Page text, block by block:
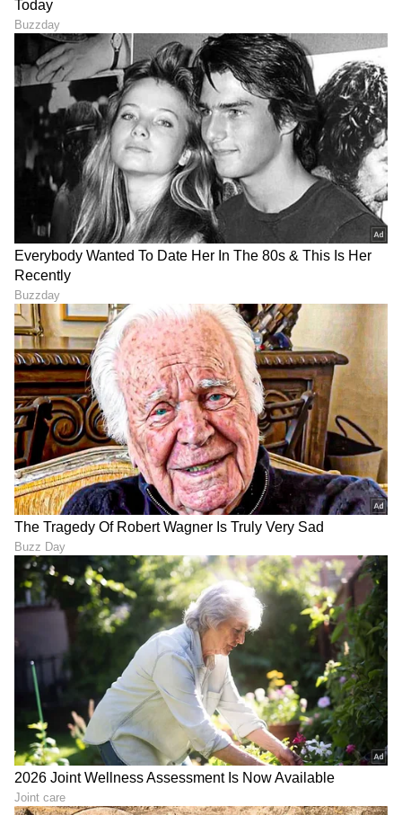
DOWNLOAD APP
RECOMMENDED STORIES
ಲಂಕಾ ಟೆಸ್ಟ್ ಸರಣಿಗೂ ಮುನ್ನ
ಬಿಗ್ ಶಾಕ್! ಇವತ್ತಿನ ಪಂದ್ಯದಿಂದ
ಗಿಲ್ ಹೊರಕ್ಕೆ, KL ಕ್ಯಾಪ್ಟನ್!
ಸತತ ಸೋಲು ಬೆನ್ನಲ್ಲೇ ಟೀಂ
ಇಂಡಿಯಾ ಆಟಗಾರರಿಗೆ ಫಿಟ್ನೆಸ್‌
ಪರೀಕ್ಷೆ ಕಠಿಣಗೊಳಿಸಿದ ಬಿಸಿಸಿಐ
Cricket: ಟೀಮ್ ಇಂಡಿಯಾ
ಸೋಲಿಗೆ ಅಸಲಿ ಕಾರಣ ಬಯಲು;
ಗಂಭೀರ್ ಮತ್ತು ಸೆಲೆಕ್ಟರ್ಸ್‌ಗೆ
ವಾರ್ನ್‌ ಮಾಡಿದ ರೆಹಾನೆ!
ಶ್ರೀಲಂಕಾ ಟೆಸ್ಟ್‌ನಲ್ಲಿ ಕನ್ನಡಿಗ
ರಾಹುಲ್, ಗಿಲ್, ಜೈಸ್ವಾಲ್‌ಗೆ
ಸ್ಪೆಷಲ್ ಟಾಸ್ಕ್ ಕೊಟ್ಟ ಗೌತಮ್
ಗಂಭೀರ್!
LATEST VIDEOS
"ರಾಜಕೀಯ ಬೇಡ, ಸಿನಿಮಾನೇ ಪ್ರಾಣ":
ಕನಕೋತ್ಸವದಲ್ಲಿ ರಿಷಬ್ ಶೆಟ್ಟಿ | Rishab
Shetty speech | Suvarna News